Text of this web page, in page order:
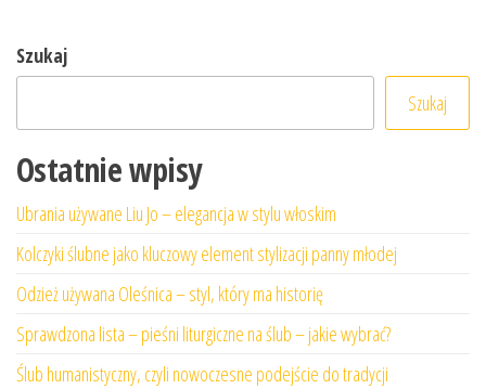
Szukaj
Szukaj
Ostatnie wpisy
Ubrania używane Liu Jo – elegancja w stylu włoskim
Kolczyki ślubne jako kluczowy element stylizacji panny młodej
Odzież używana Oleśnica – styl, który ma historię
Sprawdzona lista – pieśni liturgiczne na ślub – jakie wybrać?
Ślub humanistyczny, czyli nowoczesne podejście do tradycji